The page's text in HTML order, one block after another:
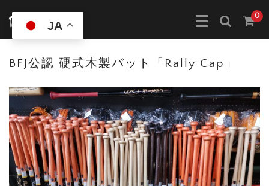
0
BFJ公認 硬式木製バット「Rally Cap」
JA